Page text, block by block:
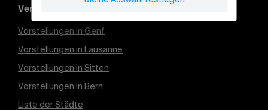
Veranstaltung suchen
Vorstellungen in Genf
Vorstellungen in Lausanne
Vorstellungen in Sitten
Vorstellungen in Bern
Liste der Städte